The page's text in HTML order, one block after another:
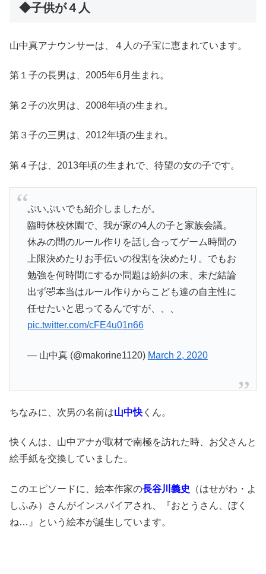
◆子供が４人
山中真アナウンサーは、４人の子宝に恵まれています。
第１子の長男は、2005年6月生まれ。
第２子の次男は、2008年頃の生まれ。
第３子の三男は、2012年頃の生まれ。
第４子は、2013年頃の生まれで、待望の女の子です。
ぷいぷいでも紹介しましたが。
臨時休校休園で、我が家の4人の子と家族会議。
休みの間のルール作りを話し合ってゲーム時間の
上限決めたりお手伝いの役割を決めたり。でもお
勉強を何時間にするか問題は紛糾の末、未だ結論
出ず🤣本当はルール作りからこども達の自主性に
任せたいと思ってるんですが、、、
pic.twitter.com/cFE4u01n66
— 山中真 (@makorine1120) March 2, 2020
ちなみに、次男の名前は山中快 くん。
快くんは、山中アナが取材で南極を訪れた時、お父さんと
絵手紙を交換していました。
このエピソードに、絵本作家の長谷川義史
（はせがわ・よ
しふみ）さんがインスパイアされ、『おとうさん、ぼく
ね…』という絵本が誕生しています。